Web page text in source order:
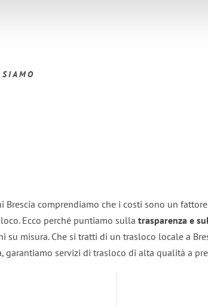
Brescia comprendiamo che i costi sono un
Ecco perché puntiamo sulla trasparenza e
su misura. Che si tratti di un trasloco locale a
garantiamo servizi di trasloco di alta qualità a